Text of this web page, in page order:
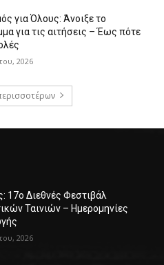
για Όλους: Άνοιξε το
για τις αιτήσεις – Έως πότε
2026
17ο Διεθνές Φεστιβάλ
Ταινιών – Ημερομηνίες
2026